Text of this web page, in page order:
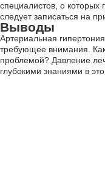
специалистов, о
следует записаться на
Выводы
Артериальная
требующее внимания.
проблемой? Давление
глубокими знаниями в